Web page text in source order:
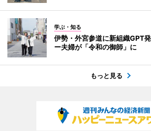
学ぶ・知る
伊勢・外宮参道に新組織GPT
ー夫婦が「令和の御師」に
もっと見る